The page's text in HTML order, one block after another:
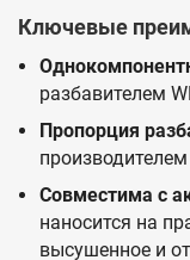
Ключевые
разбавителем
Пропорция
Совместима с
наносится на
высушенное и